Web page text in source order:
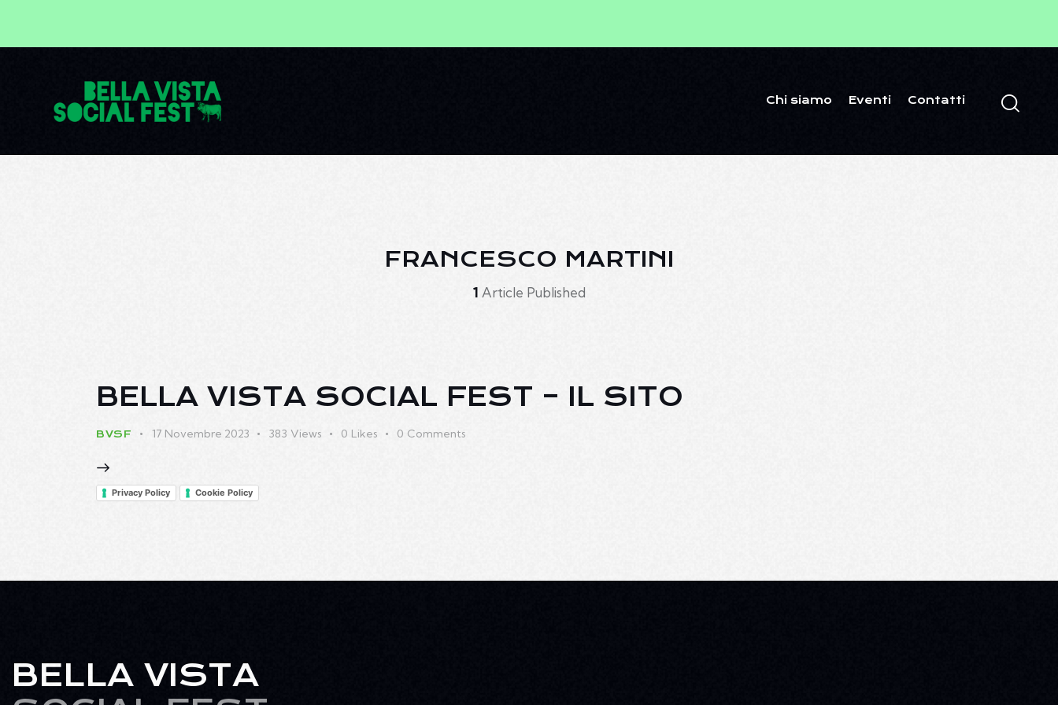
Chi siamo Eventi Contatti
FRANCESCO MARTINI
1 Article Published
BELLA VISTA SOCIAL FEST – IL SITO
BVSF 17 Novembre 2023 383 Views 0 Likes 0 Comments
Privacy Policy Cookie Policy
BELLA VISTA